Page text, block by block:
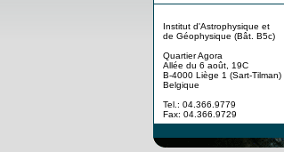
Institut d'Astrophysique et
de Géophysique (Bât. B5c)
Quartier Agora
Allée du 6 août, 19C
B-4000 Liège 1 (Sart-Tilman)
Belgique
Tel.: 04.366.9779
Fax: 04.366.9729